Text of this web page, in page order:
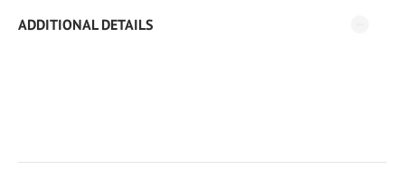
ADDITIONAL DETAILS